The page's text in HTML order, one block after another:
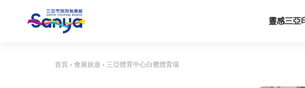
靈感三亞
首頁› 會展旅遊 › 三亞體育中心白鷺體育場